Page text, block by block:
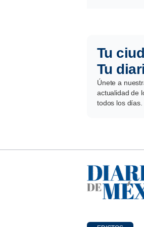
Tu
Tu
Únete a
actualidad de
todos los días.